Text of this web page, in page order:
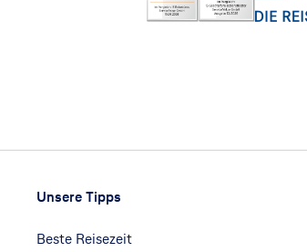
Footer navigation
Unsere Tipps
Beste Reisezeit